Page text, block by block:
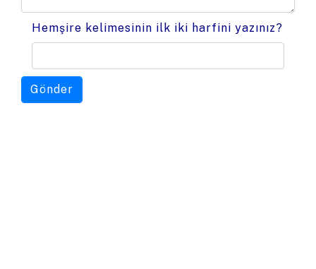
Hemşire kelimesinin ilk iki harfini yazınız?